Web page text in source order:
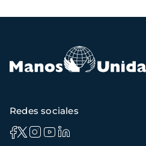
Redes sociales